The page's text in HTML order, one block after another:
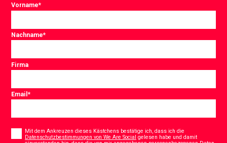
Vorname*
Nachname*
Firma
Email*
Consent
Mit dem Ankreuzen dieses Kästchens bestätige ich, dass ich die
Datenschutzbestimmungen von We Are Social gelesen habe und damit